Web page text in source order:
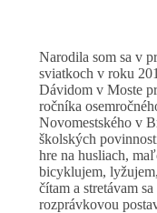
Narodila som sa v
sviatkoch v roku
Dávidom v Moste
ročníka
Novomestského v
školských
hre na husliach,
bicyklujem,
čítam a stretávam
rozprávkovou